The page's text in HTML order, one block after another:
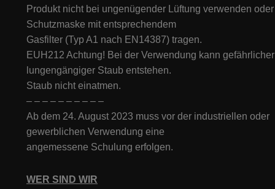
Produkt nicht bei ungenügender Lüftung verwenden oder
Schutzmaske mit entsprechendem
Gasfilter (Typ A1 nach EN14387) tragen.
EUH212 Achtung! Bei der Verwendung kann gefährlicher
lungengängiger Staub entstehen.
Staub nicht einatmen.
– – – – – – – – – –
Ab dem 24. August 2023 muss vor der industriellen oder
gewerblichen Verwendung eine
angemessene Schulung erfolgen.
WER SIND WIR